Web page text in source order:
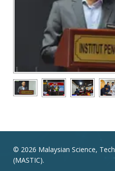
© 2026 Malaysian Science,
(MASTIC).